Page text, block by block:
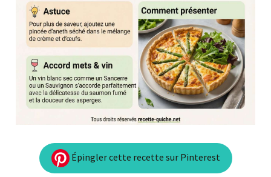
Épingler cette recette sur Pinterest